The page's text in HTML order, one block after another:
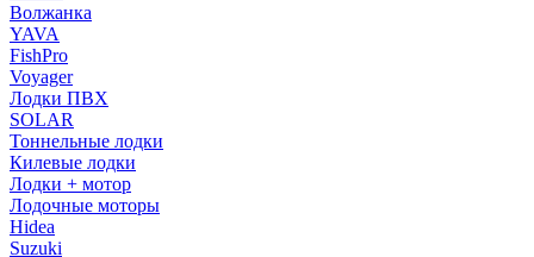
Волжанка
YAVA
FishPro
Voyager
Лодки ПВХ
SOLAR
Тоннельные лодки
Килевые лодки
Лодки + мотор
Лодочные моторы
Hidea
Suzuki